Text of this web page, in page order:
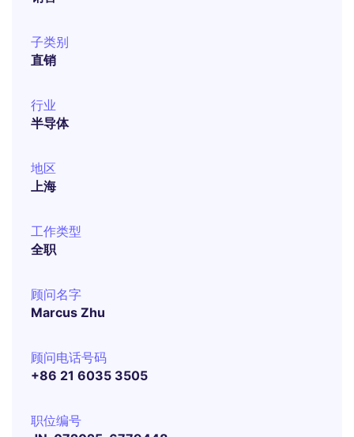
子类别
直销
行业
半导体
地区
上海
工作类型
全职
顾问名字
Marcus Zhu
顾问电话号码
+86 21 6035 3505
职位编号